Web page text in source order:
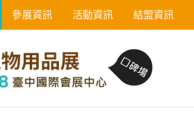
參展資訊 活動資訊 結盟資訊